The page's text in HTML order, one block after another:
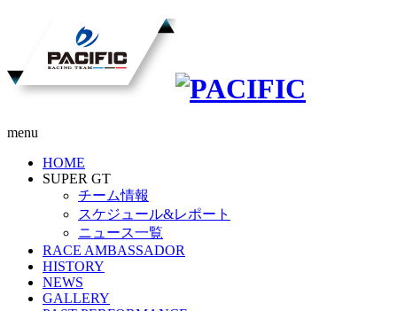
menu
HOME
SUPER GT
チーム情報
スケジュール&レポート
ニュース一覧
RACE AMBASSADOR
HISTORY
NEWS
GALLERY